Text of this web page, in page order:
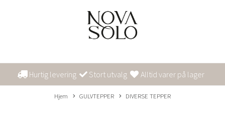
Hurtig levering Stort utvalg Alltid varer på lager
Hjem GULVTEPPER DIVERSE TEPPER